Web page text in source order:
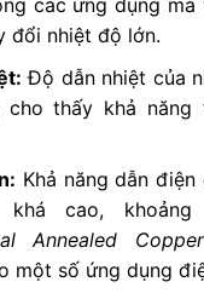
các ứng dụng mà
đổi nhiệt độ lớn.
Độ dẫn nhiệt của
cho thấy khả năng
Khả năng dẫn
cao, khoảng
Annealed
một số ứng dụng